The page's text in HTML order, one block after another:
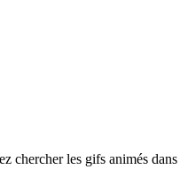
chercher les gifs animés dans